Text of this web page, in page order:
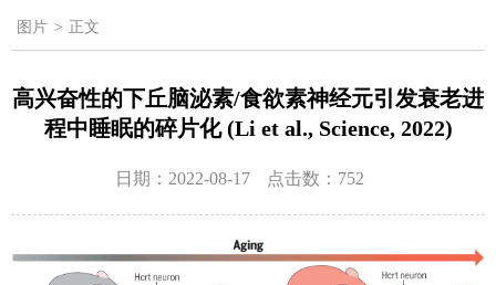
图片 > 正文
高兴奋性的下丘脑泌素/食欲素神经元引发衰老进
程中睡眠的碎片化 (Li et al., Science, 2022)
日期：2022-08-17 点击数： 752